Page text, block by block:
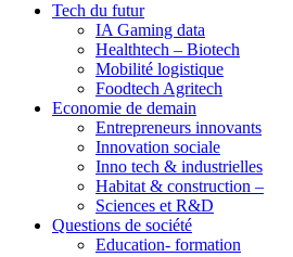
Tech du futur
IA Gaming data
Healthtech – Biotech
Mobilité logistique
Foodtech Agritech
Economie de demain
Entrepreneurs innovants
Innovation sociale
Inno tech & industrielles
Habitat & construction –
Sciences et R&D
Questions de société
Education- formation